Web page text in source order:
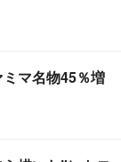
マ名物45％増